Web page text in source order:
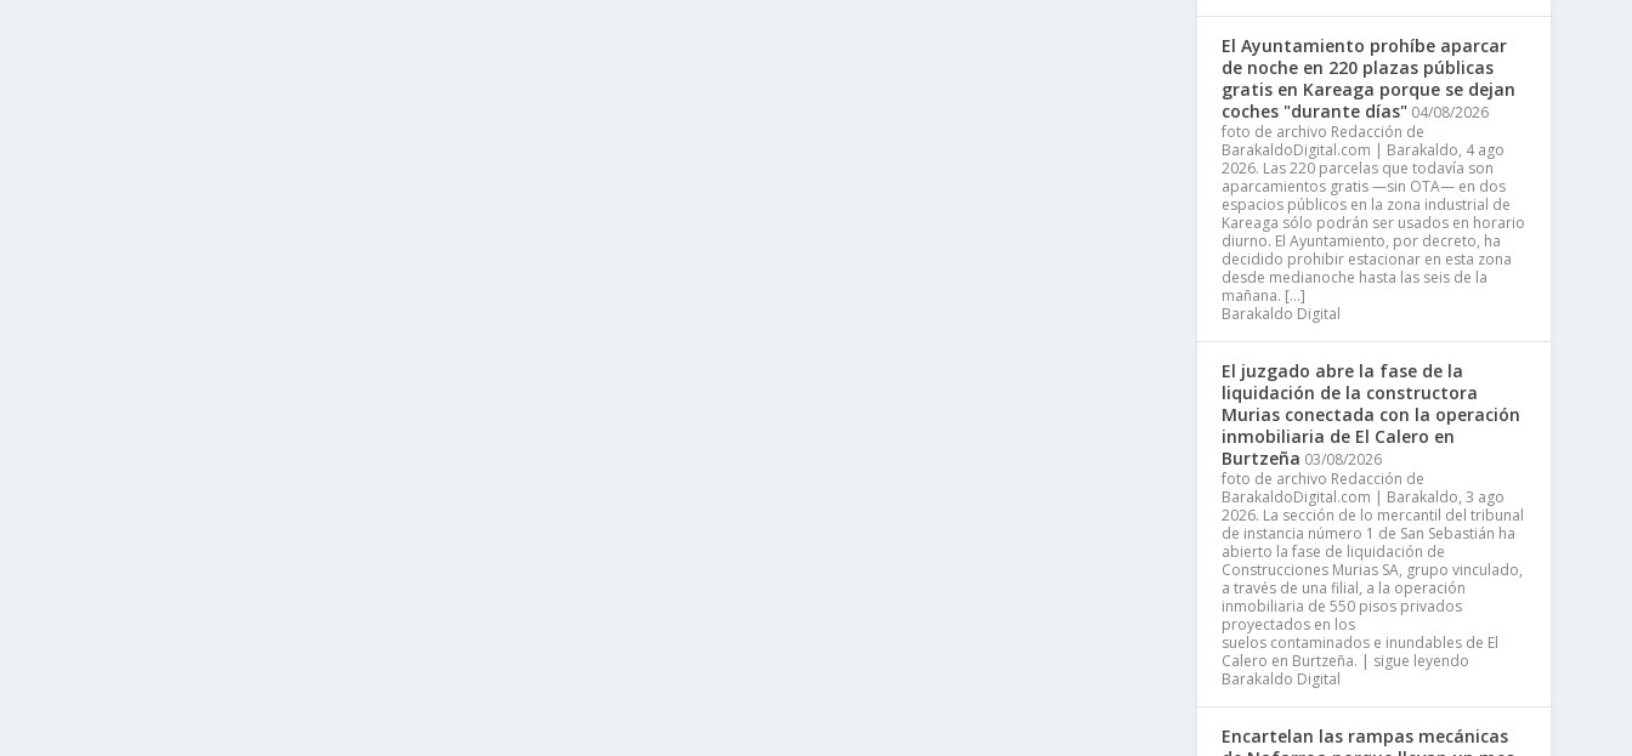
El Ayuntamiento prohíbe aparcar
de noche en 220 plazas públicas
gratis en Kareaga porque se dejan
coches "durante días" 04/08/2026
foto de archivo Redacción de
BarakaldoDigital.com | Barakaldo, 4 ago
2026. Las 220 parcelas que todavía son
aparcamientos gratis —sin OTA— en dos
espacios públicos en la zona industrial de
Kareaga sólo podrán ser usados en horario
diurno. El Ayuntamiento, por decreto, ha
decidido prohibir estacionar en esta zona
desde medianoche hasta las seis de la
mañana. […]
Barakaldo Digital
El juzgado abre la fase de la
liquidación de la constructora
Murias conectada con la operación
inmobiliaria de El Calero en
Burtzeña 03/08/2026
foto de archivo Redacción de
BarakaldoDigital.com | Barakaldo, 3 ago
2026. La sección de lo mercantil del tribunal
de instancia número 1 de San Sebastián ha
abierto la fase de liquidación de
Construcciones Murias SA, grupo vinculado,
a través de una filial, a la operación
inmobiliaria de 550 pisos privados
proyectados en los
suelos contaminados e inundables de El
Calero en Burtzeña. | sigue leyendo
Barakaldo Digital
Encartelan las rampas mecánicas